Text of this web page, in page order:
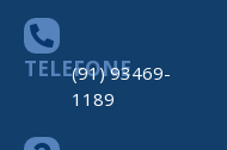
TELEFONE
(91) 93469-
1189